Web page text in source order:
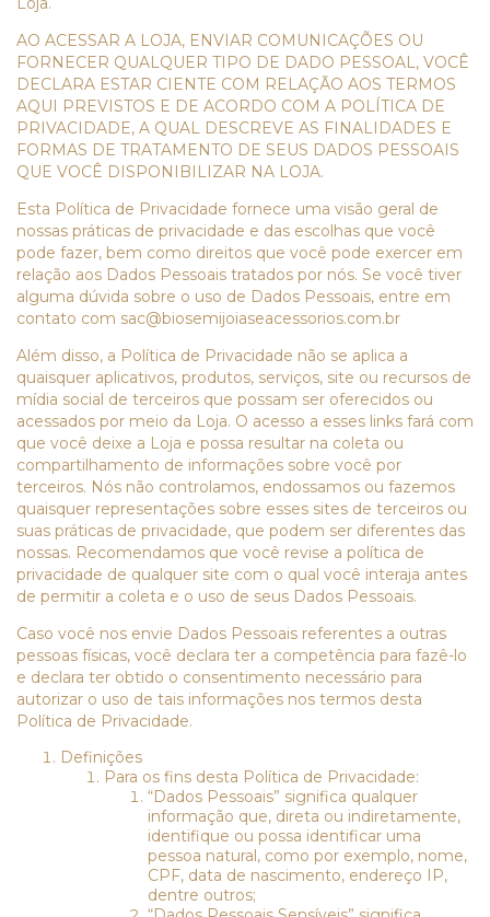
AO ACESSAR A LOJA, ENVIAR COMUNICAÇÕES OU
FORNECER QUALQUER TIPO DE DADO PESSOAL, VOCÊ
DECLARA ESTAR CIENTE COM RELAÇÃO AOS TERMOS
AQUI PREVISTOS E DE ACORDO COM A POLÍTICA DE
PRIVACIDADE, A QUAL DESCREVE AS FINALIDADES E
FORMAS DE TRATAMENTO DE SEUS DADOS PESSOAIS
QUE VOCÊ DISPONIBILIZAR NA LOJA.
Esta Política de Privacidade fornece uma visão geral de
nossas práticas de privacidade e das escolhas que você
pode fazer, bem como direitos que você pode exercer em
relação aos Dados Pessoais tratados por nós. Se você tiver
alguma dúvida sobre o uso de Dados Pessoais, entre em
contato com sac@biosemijoiaseacessorios.com.br
Além disso, a Política de Privacidade não se aplica a
quaisquer aplicativos, produtos, serviços, site ou recursos de
mídia social de terceiros que possam ser oferecidos ou
acessados por meio da Loja. O acesso a esses links fará com
que você deixe a Loja e possa resultar na coleta ou
compartilhamento de informações sobre você por
terceiros. Nós não controlamos, endossamos ou fazemos
quaisquer representações sobre esses sites de terceiros ou
suas práticas de privacidade, que podem ser diferentes das
nossas. Recomendamos que você revise a política de
privacidade de qualquer site com o qual você interaja antes
de permitir a coleta e o uso de seus Dados Pessoais.
Caso você nos envie Dados Pessoais referentes a outras
pessoas físicas, você declara ter a competência para fazê-lo
e declara ter obtido o consentimento necessário para
autorizar o uso de tais informações nos termos desta
Política de Privacidade.
Definições
Para os fins desta Política de Privacidade:
“Dados Pessoais” significa qualquer
informação que, direta ou indiretamente,
identifique ou possa identificar uma
pessoa natural, como por exemplo, nome,
CPF, data de nascimento, endereço IP,
dentre outros;